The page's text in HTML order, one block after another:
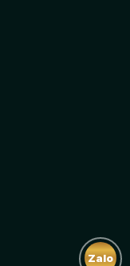
Zalo